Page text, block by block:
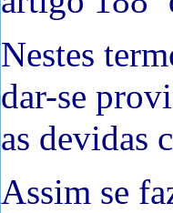
Nestes
dar-se
as devidas
Assim se